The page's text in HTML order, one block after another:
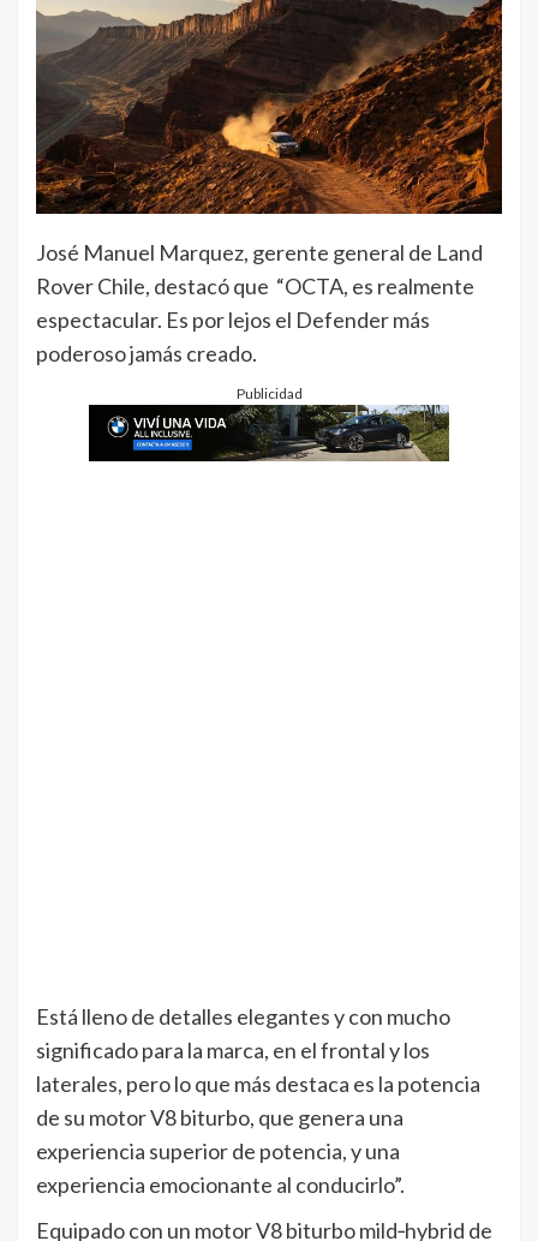
José Manuel Marquez, gerente general de Land
Rover Chile, destacó que “OCTA, es realmente
espectacular. Es por lejos el Defender más
poderoso jamás creado.
Publicidad
Está lleno de detalles elegantes y con mucho
significado para la marca, en el frontal y los
laterales, pero lo que más destaca es la potencia
de su motor V8 biturbo, que genera una
experiencia superior de potencia, y una
experiencia emocionante al conducirlo”.
Equipado con un motor V8 biturbo mild‐hybrid de